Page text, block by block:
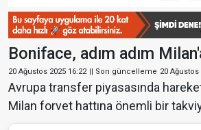
Boniface, adım adım
20 Ağustos 2025 16:22 || Son güncelleme 20 Ağustos
Avrupa transfer piyasasında
Milan forvet hattına önemli bir